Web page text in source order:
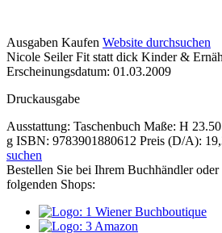
Details
und
Ausgaben Kaufen Website durchsuchen
Nicole Seiler Fit statt dick Kinder &
Erscheinungsdatum: 01.03.2009
Druckausgabe
Ausstattung: Taschenbuch Maße: H
g ISBN: 9783901880612 Preis (D/A):
suchen
Bestellen Sie bei Ihrem Buchhändler
folgenden Shops: